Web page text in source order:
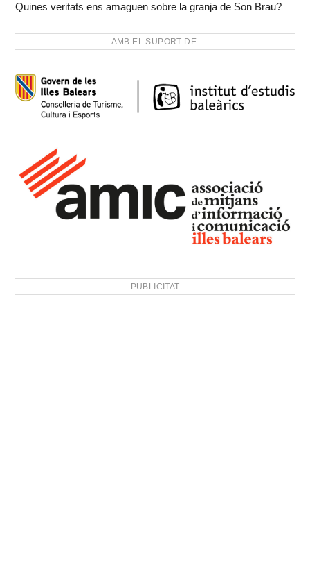
Quines veritats ens amaguen sobre la granja de Son Brau?
AMB EL SUPORT DE:
PUBLICITAT